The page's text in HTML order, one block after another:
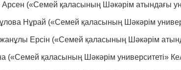
Арсен («Семей қаласының Шәкәрім атындағы
Нұрай («Семей қаласының Шәкәрім
Ерсін («Семей қаласының Шәкәрім
(«Семей қаласының Шәкәрім университеті»